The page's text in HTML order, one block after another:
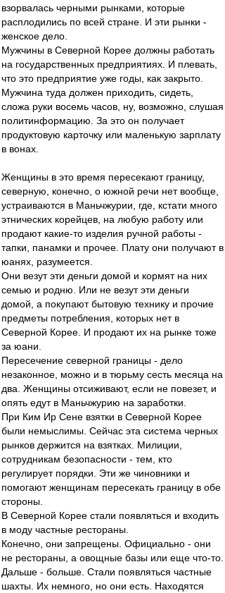
взорвалась черными рынками, которые
расплодились по всей стране. И эти рынки -
женское дело.
Мужчины в Северной Корее должны работать
на государственных предприятиях. И плевать,
что это предприятие уже годы, как закрыто.
Мужчина туда должен приходить, сидеть,
сложа руки восемь часов, ну, возможно, слушая
политинформацию. За это он получает
продуктовую карточку или маленькую зарплату
в вонах.
Женщины в это время пересекают границу,
северную, конечно, о южной речи нет вообще,
устраиваются в Маньчжурии, где, кстати много
этнических корейцев, на любую работу или
продают какие-то изделия ручной работы -
тапки, панамки и прочее. Плату они получают в
юанях, разумеется.
Они везут эти деньги домой и кормят на них
семью и родню. Или не везут эти деньги
домой, а покупают бытовую технику и прочие
предметы потребления, которых нет в
Северной Корее. И продают их на рынке тоже
за юани.
Пересечение северной границы - дело
незаконное, можно и в тюрьму сесть месяца на
два. Женщины отсиживают, если не повезет, и
опять едут в Маньчжурию на заработки.
При Ким Ир Сене взятки в Северной Корее
были немыслимы. Сейчас эта система черных
рынков держится на взятках. Милиции,
сотрудникам безопасности - тем, кто
регулирует порядки. Эти же чиновники и
помогают женщинам пересекать границу в обе
стороны.
В Северной Корее стали появляться и входить
в моду частные рестораны.
Конечно, они запрещены. Официально - они
не рестораны, а овощные базы или еще что-то.
Дальше - больше. Стали появляться частные
шахты. Их немного, но они есть. Находятся